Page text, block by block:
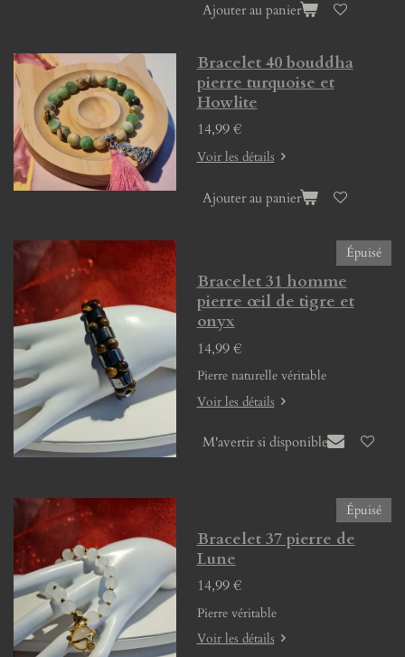
Ajouter au panier
Bracelet 40 bouddha
pierre turquoise et
Howlite
14,99 €
Voir les détails
Ajouter au panier
Épuisé
Bracelet 31 homme
pierre œil de tigre et
onyx
14,99 €
Pierre naturelle véritable
Voir les détails
M'avertir si disponible
Épuisé
Bracelet 37 pierre de
Lune
14,99 €
Pierre véritable
Voir les détails